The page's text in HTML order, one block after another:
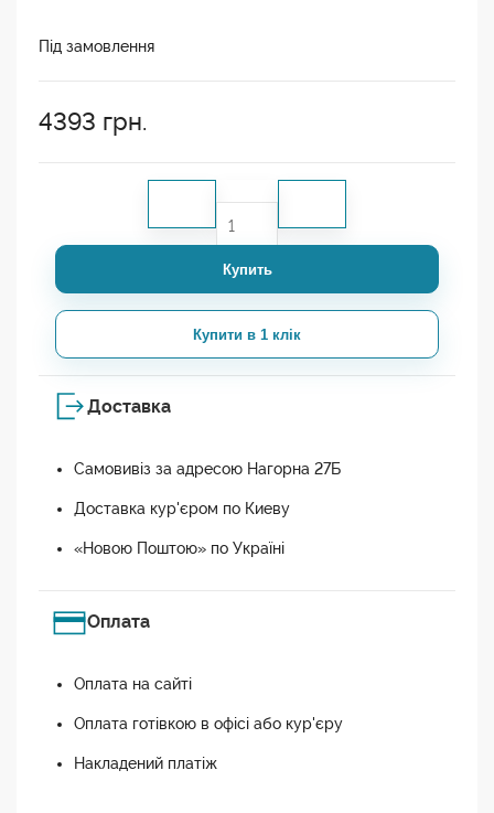
Під замовлення
4393 грн.
Купить
Купити в 1 клік
Доставка
Самовивіз за адресою Нагорна 27Б
Доставка кур'єром по Киеву
«Новою Поштою» по Україні
Оплата
Оплата на сайті
Оплата готівкою в офісі або кур'єру
Накладений платіж